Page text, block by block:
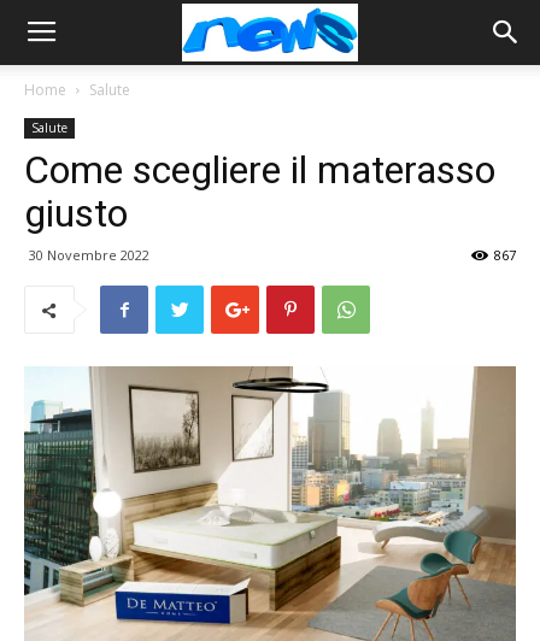
Home Salute
Salute
Come scegliere il materasso
giusto
30 Novembre 2022 867